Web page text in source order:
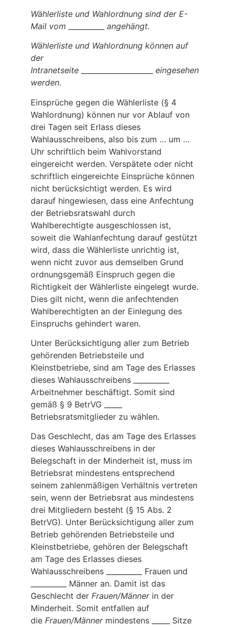
Wählerliste und Wahlordnung sind der E-
Mail vom
angehängt.
Wählerliste und Wahlordnung können auf
der
Intranetseite
eingesehen
werden.
Einsprüche gegen die Wählerliste (§ 4
Wahlordnung) können nur vor Ablauf von
drei Tagen seit Erlass dieses
Wahlausschreibens, also bis zum … um …
Uhr schriftlich beim Wahlvorstand
eingereicht werden. Verspätete oder nicht
schriftlich eingereichte Einsprüche können
nicht berücksichtigt werden. Es wird
darauf hingewiesen, dass eine Anfechtung
der Betriebsratswahl durch
Wahlberechtigte ausgeschlossen ist,
soweit die Wahlanfechtung darauf gestützt
wird, dass die Wählerliste unrichtig ist,
wenn nicht zuvor aus demselben Grund
ordnungsgemäß Einspruch gegen die
Richtigkeit der Wählerliste eingelegt wurde.
Dies gilt nicht, wenn die anfechtenden
Wahlberechtigten an der Einlegung des
Einspruchs gehindert waren.
Unter Berücksichtigung aller zum Betrieb
gehörenden Betriebsteile und
Kleinstbetriebe, sind am Tage des Erlasses
dieses Wahlausschreibens __________
Arbeitnehmer beschäftigt. Somit sind
gemäß § 9 BetrVG _____
Betriebsratsmitglieder zu wählen.
Das Geschlecht, das am Tage des Erlasses
dieses Wahlausschreibens in der
Belegschaft in der Minderheit ist, muss im
Betriebsrat mindestens entsprechend
seinem zahlenmäßigen Verhältnis vertreten
sein, wenn der Betriebsrat aus mindestens
drei Mitgliedern besteht (§ 15 Abs. 2
BetrVG). Unter Berücksichtigung aller zum
Betrieb gehörenden Betriebsteile und
Kleinstbetriebe, gehören der Belegschaft
am Tage des Erlasses dieses
Wahlausschreibens __________ Frauen und
__________ Männer an. Damit ist das
Geschlecht der Frauen/Männerin der
Minderheit. Somit entfallen auf
die Frauen/Männer mindestens _____ Sitze